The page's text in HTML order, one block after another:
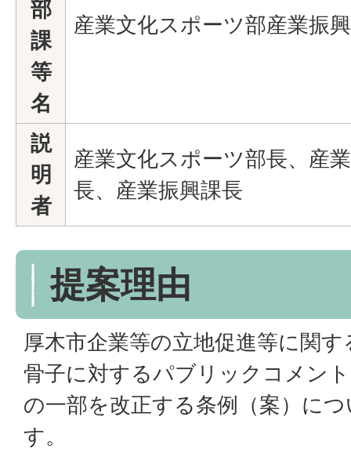
部
課
等
名
産業文化スポーツ部産業振
説
明
者
産業文化スポーツ部長、産
長、産業振興課長
提案理由
厚木市企業等の立地促進等に関
骨子に対するパブリックコメン
の一部を改正する条例（案）に
す。